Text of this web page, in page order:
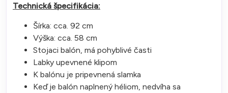
Technická špecifikácia:
Šírka: cca. 92 cm
Výška: cca. 58 cm
Stojaci balón, má pohyblivé časti
Labky upevnené klipom
K balónu je pripevnená slamka
Keď je balón naplnený héliom, nedvíha sa